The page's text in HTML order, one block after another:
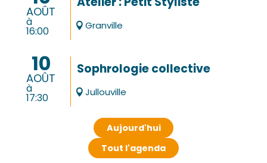
AOÛT
à
16:00 Granville
10
AOÛT
à
17:30
Sophrologie collective
Jullouville
Aujourd'hui
Tout l'agenda